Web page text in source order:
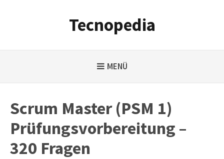
Tecnopedia
MENÜ
Scrum Master (PSM 1)
Prüfungsvorbereitung –
320 Fragen